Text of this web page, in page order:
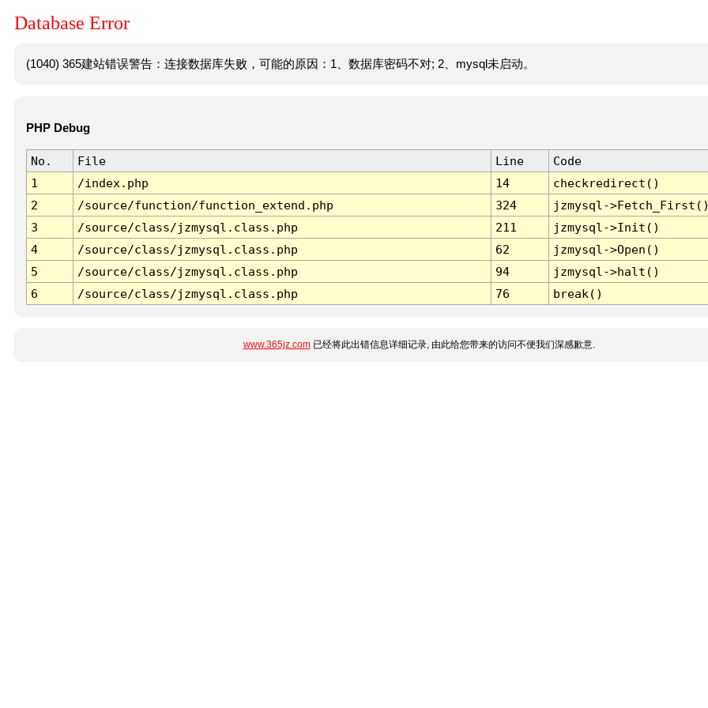
Database Error
(1040) 365建站错误警告：连接数据库失败，可能的原因：1、数据库密码不对; 2、mysql未启动。
PHP Debug
No. File Line
Code
1
/index.php 14
checkredirect()
2
/source/function/function_extend.php 324
jzmysql-
3
/source/class/jzmysql.class.php 211
jzmysql->Init()
4
/source/class/jzmysql.class.php 62
jzmysql->Open()
5
/source/class/jzmysql.class.php 94
jzmysql->halt()
6
/source/class/jzmysql.class.php 76 break()
www.365jz.com已经将此出错信息详细记录, 由此给您带来的访问不便我们深感歉意.